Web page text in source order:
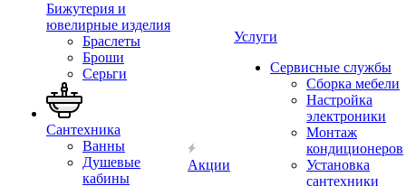
Бижутерия и
ювелирные изделия
Браслеты
Броши
Серьги
Сантехника
Ванны
Душевые
кабины
Акции
Услуги
Сервисные службы
Сборка мебели
Настройка
электроники
Монтаж
кондиционеров
Установка
сантехники